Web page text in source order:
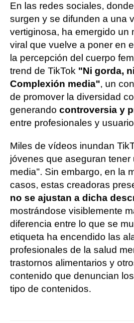
En las redes sociales,
surgen y se difunden a una
vertiginosa, ha emergido un
viral que vuelve a poner en
la percepción del cuerpo
trend de TikTok "Ni gorda,
Complexión media", un
de promover la diversidad
generando controversia y
entre profesionales y
Miles de vídeos inundan
jóvenes que aseguran tener
media". Sin embargo, en la
casos, estas creadoras
no se ajustan a dicha
mostrándose visiblemente
diferencia entre lo que se
etiqueta ha encendido las
profesionales de la salud
trastornos alimentarios y
contenido que denuncian
tipo de contenidos.